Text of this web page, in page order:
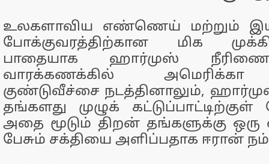
உலகளாவிய எண்ணெய் மற்றும்
போக்குவரத்திற்கான மிக
பாதையாக ஹார்முஸ் நீரிணை
வாரக்கணக்கில் அமெரிக்கா
குண்டுவீச்சை நடத்தினாலும்,
தங்களது முழுக்
அதை மூடும் திறன் தங்களுக்கு
பேசும் சக்தியை அளிப்பதாக ஈரான்